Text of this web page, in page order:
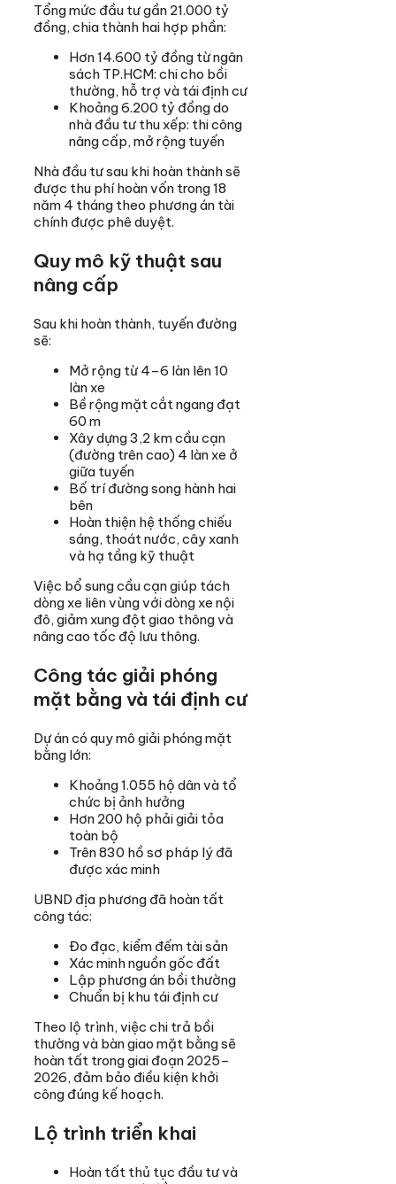
Tổng mức đầu tư gần 21.000 tỷ
đồng, chia thành hai hợp phần:
Hơn 14.600 tỷ đồng từ ngân
sách TP.HCM: chi cho bồi
thường, hỗ trợ và tái định cư
Khoảng 6.200 tỷ đồng do
nhà đầu tư thu xếp: thi công
nâng cấp, mở rộng tuyến
Nhà đầu tư sau khi hoàn thành sẽ
được thu phí hoàn vốn trong 18
năm 4 tháng theo phương án tài
chính được phê duyệt.
Quy mô kỹ thuật sau
nâng cấp
Sau khi hoàn thành, tuyến đường
sẽ:
Mở rộng từ 4–6 làn lên 10
làn xe
Bề rộng mặt cắt ngang đạt
60 m
Xây dựng 3,2 km cầu cạn
(đường trên cao) 4 làn xe ở
giữa tuyến
Bố trí đường song hành hai
bên
Hoàn thiện hệ thống chiếu
sáng, thoát nước, cây xanh
và hạ tầng kỹ thuật
Việc bổ sung cầu cạn giúp tách
dòng xe liên vùng với dòng xe nội
đô, giảm xung đột giao thông và
nâng cao tốc độ lưu thông.
Công tác giải phóng
mặt bằng và tái định cư
Dự án có quy mô giải phóng mặt
bằng lớn:
Khoảng 1.055 hộ dân và tổ
chức bị ảnh hưởng
Hơn 200 hộ phải giải tỏa
toàn bộ
Trên 830 hồ sơ pháp lý đã
được xác minh
UBND địa phương đã hoàn tất
công tác:
Đo đạc, kiểm đếm tài sản
Xác minh nguồn gốc đất
Lập phương án bồi thường
Chuẩn bị khu tái định cư
Theo lộ trình, việc chi trả bồi
thường và bàn giao mặt bằng sẽ
hoàn tất trong giai đoạn 2025–
2026, đảm bảo điều kiện khởi
công đúng kế hoạch.
Lộ trình triển khai
Hoàn tất thủ tục đầu tư và